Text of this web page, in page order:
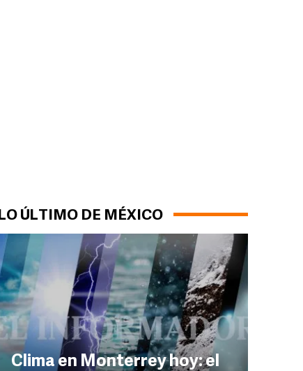
LO ÚLTIMO DE MÉXICO
Clima en Monterrey hoy: el